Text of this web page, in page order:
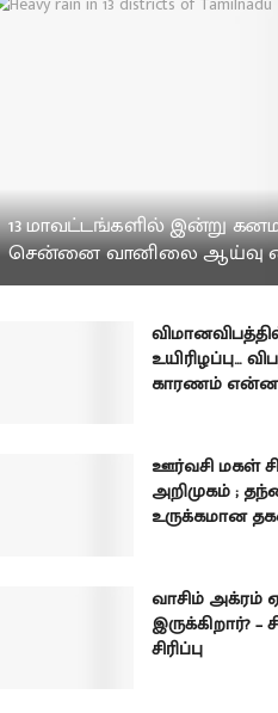
13 மாவட்டங்களில் இன்று
சென்னை வானிலை ஆய்வு
உயிரிழப்பு…
காரணம்
ஊர்வசி மகள்
அறிமுகம் ;
உருக்கமான
வாசிம் அக்ரம்
இருக்கிறார்?
சிரிப்பு